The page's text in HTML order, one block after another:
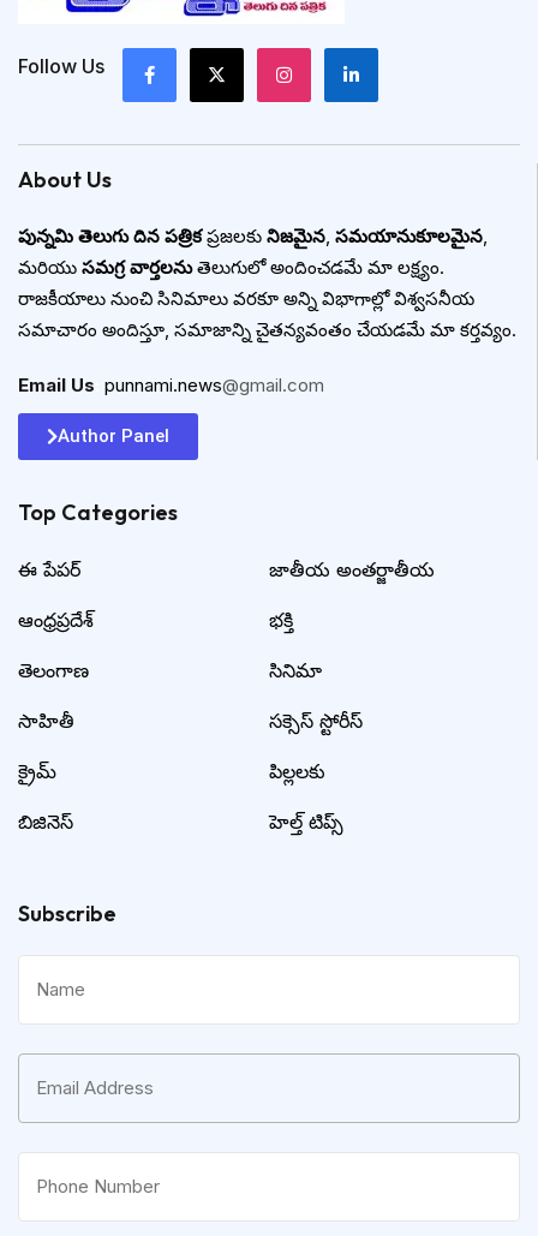
Follow Us
About Us
పున్నమి తెలుగు దిన పత్రికప్రజలకు నిజమైన, సమయానుకూలమైన,
మరియు సమగ్ర వార్తలనుతెలుగులో అందించడమే మా లక్ష్యం.
రాజకీయాలు నుంచి సినిమాలు వరకూ అన్ని విభాగాల్లో విశ్వసనీయ
సమాచారం అందిస్తూ, సమాజాన్ని చైతన్యవంతం చేయడమే మా కర్తవ్యం.
Email Us punnami.news@gmail.com
Author Panel
Top Categories​
ఈ పేపర్
ఆంధ్రప్రదేశ్
తెలంగాణ
సాహితీ
క్రైమ్
బిజినెస్
జాతీయ అంతర్జాతీయ
భక్తి
సినిమా
సక్సెస్ స్టోరీస్
పిల్లలకు
హెల్త్ టిప్స్
Subscribe